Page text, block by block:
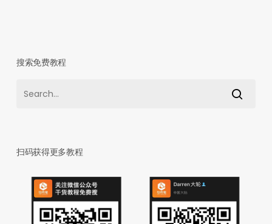
搜索免费教程
扫码获得更多教程